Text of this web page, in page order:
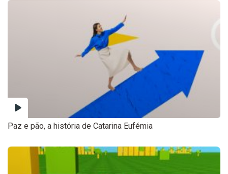
Paz e pão, a história de Catarina Eufémia